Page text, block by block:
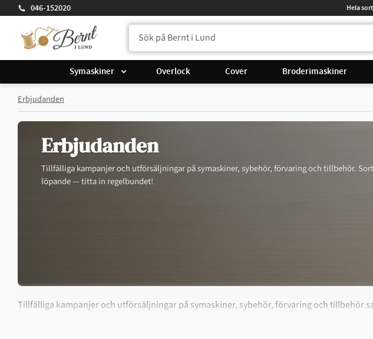
046-152020 Hela
Symaskiner Overlock Cover Broderimaskiner
Erbjudanden
Erbjudanden
Tillfälliga kampanjer och utförsäljningar på symaskiner, sybehör, förvaring och tillbehör.
löpande — titta in regelbundet!
Tillfälliga kampanjer och utförsäljningar på symaskiner, sybehör, förvaring och tillbehör
generationer och vad vi gör plats för i butiken. Det är värt att titta in regelbundet eftersom